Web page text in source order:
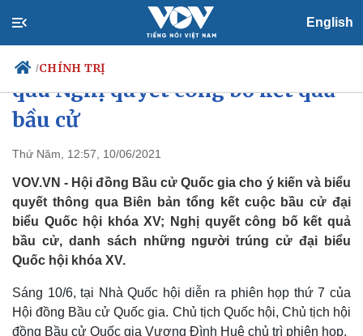
English
/CHÍNH TRỊ
Chính trị
Tổ chức nhân sự
Quốc hội
Nhận diện sự thật
Tin 24h
Dự báo thời tiết
Giáo dục
Dấu ấn VOV
Việc làm
Hội đồng Bầu cử Quốc gia thông
qua Nghị quyết công bố kết quả
bầu cử
Thứ Năm, 12:57, 10/06/2021
VOV.VN - Hội đồng Bầu cử Quốc gia cho ý kiến và biểu
quyết thông qua Biên bản tổng kết cuộc bầu cử đại
biểu Quốc hội khóa XV; Nghị quyết công bố kết quả
bầu cử, danh sách những người trúng cử đại biểu
Quốc hội khóa XV.
Sáng 10/6, tại Nhà Quốc hội diễn ra phiên họp thứ 7 của
Hội đồng Bầu cử Quốc gia. Chủ tịch Quốc hội, Chủ tịch hội
đồng Bầu cử Quốc gia Vương Đình Huệ chủ trì phiên họp.